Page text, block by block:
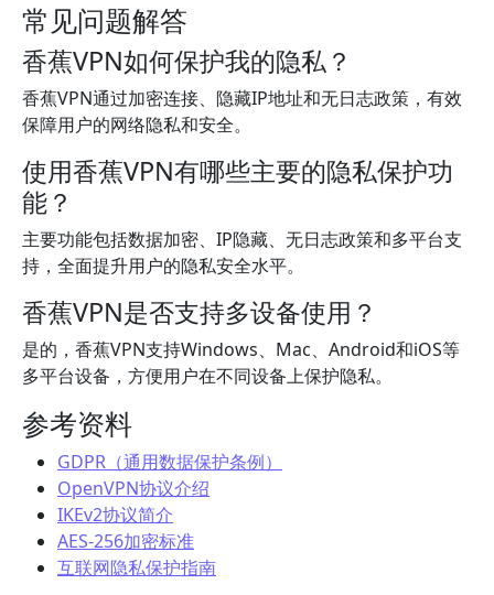
常见问题解答
香蕉VPN如何保护我的隐私？
香蕉VPN通过加密连接、隐藏IP地址和无日志政策，有效
保障用户的网络隐私和安全。
使用香蕉VPN有哪些主要的隐私保护功
能？
主要功能包括数据加密、IP隐藏、无日志政策和多平台支
持，全面提升用户的隐私安全水平。
香蕉VPN是否支持多设备使用？
是的，香蕉VPN支持Windows、Mac、Android和iOS等
多平台设备，方便用户在不同设备上保护隐私。
参考资料
GDPR（通用数据保护条例）
OpenVPN协议介绍
IKEv2协议简介
AES-256加密标准
互联网隐私保护指南